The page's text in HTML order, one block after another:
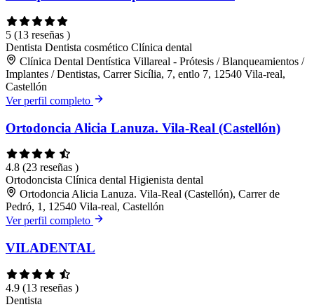
5 (13 reseñas )
Dentista Dentista cosmético Clínica dental
Clínica Dental Dentística Villareal - Prótesis / Blanqueamientos /
Implantes / Dentistas, Carrer Sicília, 7, entlo 7, 12540 Vila-real,
Castellón
Ver perfil completo
Ortodoncia Alicia Lanuza. Vila-Real (Castellón)
4.8 (23 reseñas )
Ortodoncista Clínica dental Higienista dental
Ortodoncia Alicia Lanuza. Vila-Real (Castellón), Carrer de
Pedró, 1, 12540 Vila-real, Castellón
Ver perfil completo
VILADENTAL
4.9 (13 reseñas )
Dentista